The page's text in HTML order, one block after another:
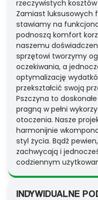
rzeczywistych
Zamiast luksusowych
stawiamy na
podnoszą komfort
naszemu
sprzętowi tworzymy
oczekiwania, a
optymalizację
przekształcić swoją
Pszczyna to
pragną w pełni
otoczenia. Nasze
harmonijnie
styl życia. Bądź
zachwycają i
codziennym
INDYWIDUALNE